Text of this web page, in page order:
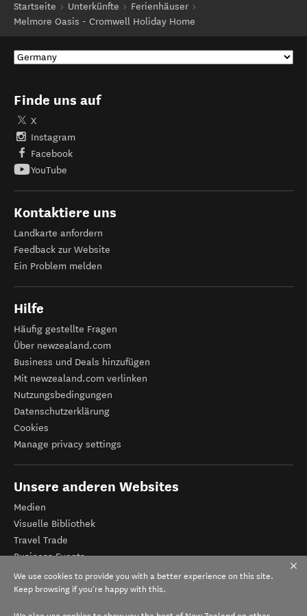
Startseite
Unterkünfte
Ferienhäuser
Melmore Oasis - Cromwell Holiday Home
Finde uns auf
X
Instagram
Facebook
YouTube
Kontaktiere uns
Landkarte anfordern
Feedback zur Website
Ein Problem melden
Hilfe
Häufig gestellte Fragen
Über newzealand.com
Business und Deals hinzufügen
Mit newzealand.com verlinken
Nutzungsbedingungen
Datenschutzerklärung
Cookies
Manage privacy settings
Unsere anderen Websites
Medien
Visuelle Bibliothek
Travel Trade
Business Events
Tourismus Neuseeland
Veranstalter-Registrierung
We use cookies to provide you with a better experience on this site.
Keep browsing if you're happy with this.